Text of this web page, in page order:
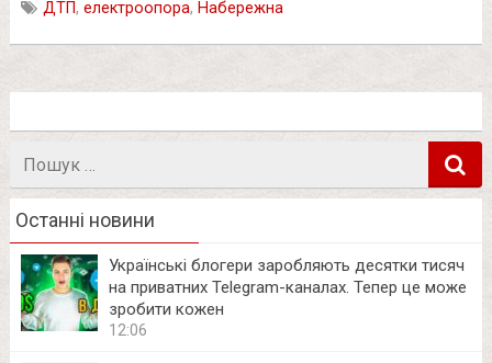
ДТП, електроопора, Набережна
Останні новини
Українські блогери заробляють десятки тисяч
на приватних Telegram-каналах. Тепер це може
зробити кожен
12:06